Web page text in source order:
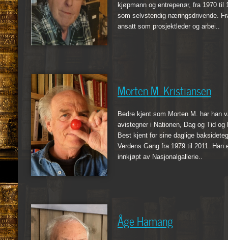
kjøpmann og entrepenør, fra 1970 til
som selvstendig næringsdrivende.
ansatt som prosjektleder og arbei..
Morten M. Kristiansen
Bedre kjent som Morten M. har han
avistegner i Nationen, Dag og Tid og
Best kjent for sine daglige
Verdens Gang fra 1979 til 2011. Han
innkjøpt av Nasjonalgallerie..
Åge Hamang